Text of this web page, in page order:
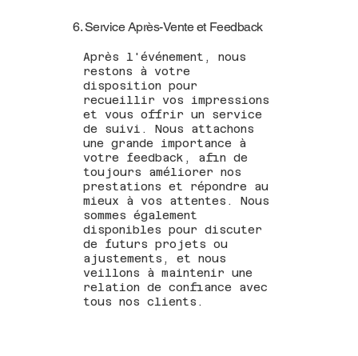
6. Service Après-Vente et Feedback
Après l'événement, nous
restons à votre
disposition pour
recueillir vos impressions
et vous offrir un service
de suivi. Nous attachons
une grande importance à
votre feedback, afin de
toujours améliorer nos
prestations et répondre au
mieux à vos attentes. Nous
sommes également
disponibles pour discuter
de futurs projets ou
ajustements, et nous
veillons à maintenir une
relation de confiance avec
tous nos clients.